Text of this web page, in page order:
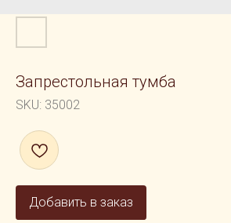
Запрестольная тумба
SKU: 35002
Добавить в заказ